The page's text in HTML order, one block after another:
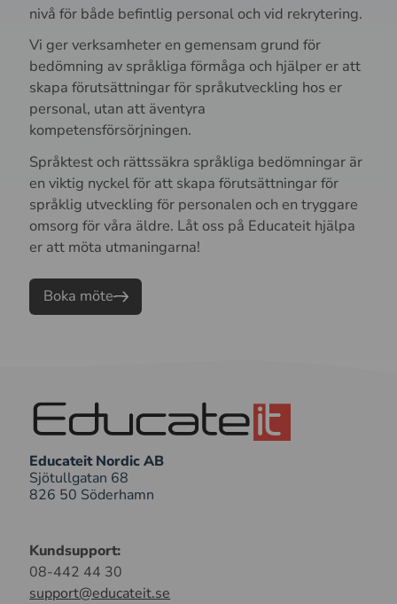
nivå för både befintlig personal och vid rekrytering.
Vi ger verksamheter en gemensam grund för
bedömning av språkliga förmåga och hjälper er att
skapa förutsättningar för språkutveckling hos er
personal, utan att äventyra
kompetensförsörjningen.
Språktest och rättssäkra språkliga bedömningar är
en viktig nyckel för att skapa förutsättningar för
språklig utveckling för personalen och en tryggare
omsorg för våra äldre. Låt oss på Educateit hjälpa
er att möta utmaningarna!
Boka möte
Educateit Nordic AB
Sjötullgatan 68
826 50 Söderhamn
Kundsupport:
08-442 44 30
support@educateit.se